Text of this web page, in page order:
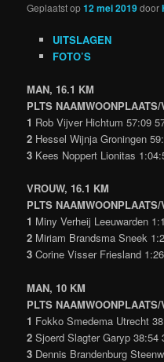
Geplaatst op12 mei 2019door
UITSLAGEN
FOTO’S
MAN, 16.1 KM
PLTS
1 Rob Vijver Hichtum 57:09
2 Hessel Wijnja Groningen
3 Kees Noppert Lionitas
VROUW, 16.1 KM
PLTS
1 Miny Verheij Leeuwarden
2 Miriam Brandsma Sneek
3 Corine Visser Friesland
MAN, 10 KM
PLTS
1 Fokko Smedema Utrecht
2 Sjoerd Slagter Garyp 38:54
3 Dennis Brandenburg